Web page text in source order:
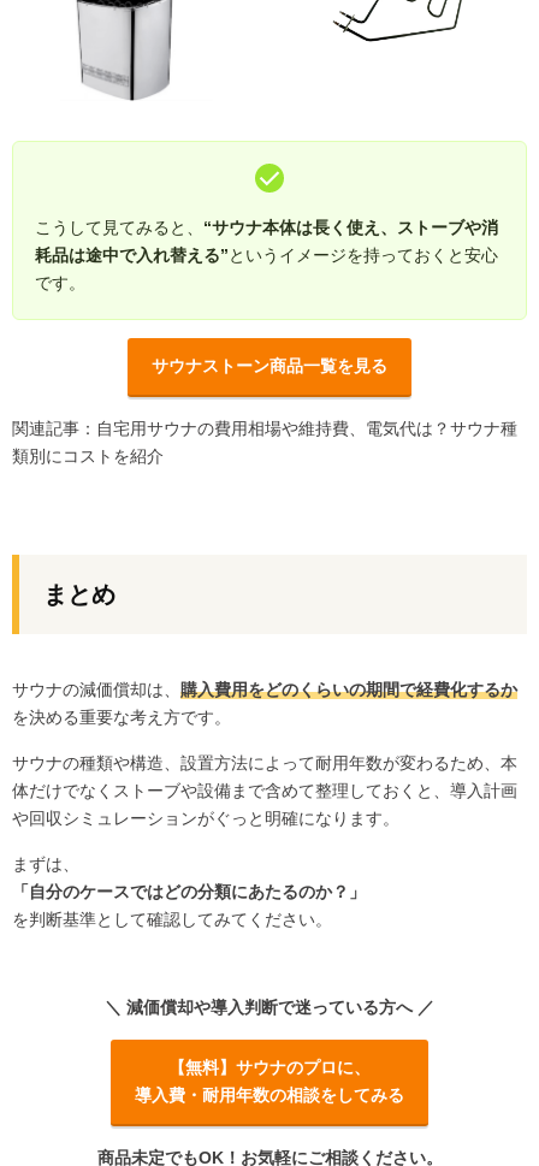
こうして見てみると、 “サウナ本体は長く使え、ストーブや消
耗品は途中で入れ替える”というイメージを持っておくと安心
です。
サウナストーン商品一覧を見る
関連記事： 自宅用サウナの費用相場や維持費、電気代は？サウナ種
類別にコストを紹介
まとめ
サウナの減価償却は、 購入費用をどのくらいの期間で経費化するか
を決める重要な考え方です。
サウナの種類や構造、設置方法によって耐用年数が変わるため、本
体だけでなくストーブや設備まで含めて整理しておくと、導入計画
や回収シミュレーションがぐっと明確になります。
まずは、
「自分のケースではどの分類にあたるのか？」
を判断基準として確認してみてください。
＼ 減価償却や導入判断で迷っている方へ ／
【無料】サウナのプロに、
導入費・耐用年数の相談をしてみる
商品未定でもOK！お気軽にご相談ください。